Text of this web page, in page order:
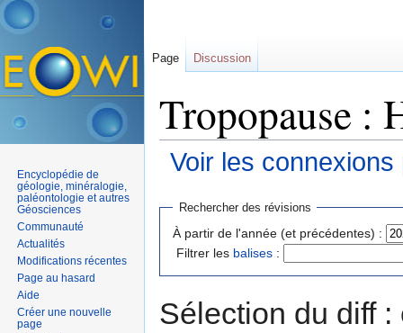
Tropopause :
Voir les
Rechercher des révisions
À partir de l'année (et précédentes) :
Filtrer les balises :
Sélection du diff
Page Discussion
Encyclopédie de
géologie, minéralogie,
paléontologie et autres
Géosciences
Communauté
Actualités
Modifications récentes
Page au hasard
Aide
Créer une nouvelle
page